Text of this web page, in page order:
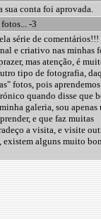
sua conta foi aprovada.
-3
série de comentários!!!
e criativo nas minhas
mas atenção, é
tipo de fotografia,
fotos, pois
quando disse que
galeria, sou apenas
e que faz muitas
a visita, e visite
alguns muito